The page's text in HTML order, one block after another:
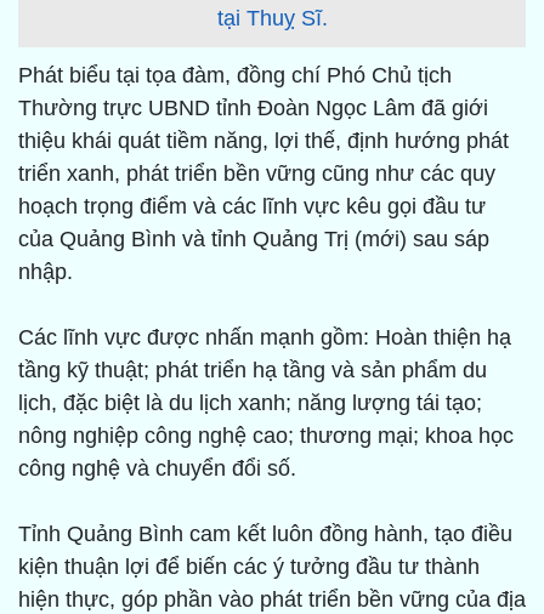
tại Thuỵ Sĩ.
Phát biểu tại tọa đàm, đồng chí Phó Chủ tịch
Thường trực UBND tỉnh Đoàn Ngọc Lâm đã giới
thiệu khái quát tiềm năng, lợi thế, định hướng phát
triển xanh, phát triển bền vững cũng như các quy
hoạch trọng điểm và các lĩnh vực kêu gọi đầu tư
của Quảng Bình và tỉnh Quảng Trị (mới) sau sáp
nhập.
Các lĩnh vực được nhấn mạnh gồm: Hoàn thiện hạ
tầng kỹ thuật; phát triển hạ tầng và sản phẩm du
lịch, đặc biệt là du lịch xanh; năng lượng tái tạo;
nông nghiệp công nghệ cao; thương mại; khoa học
công nghệ và chuyển đổi số.
Tỉnh Quảng Bình cam kết luôn đồng hành, tạo điều
kiện thuận lợi để biến các ý tưởng đầu tư thành
hiện thực, góp phần vào phát triển bền vững của địa